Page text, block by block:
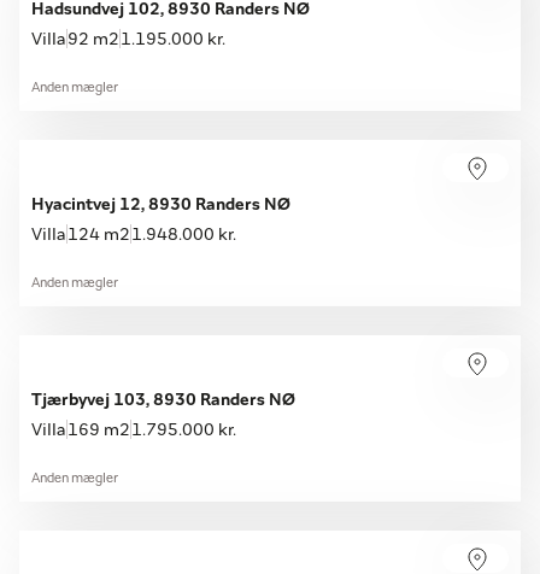
Hadsundvej 102, 8930 Randers NØ
Villa 92 m2 1.195.000 kr.
Anden mægler
Hyacintvej 12, 8930 Randers NØ
Villa 124 m2 1.948.000 kr.
Anden mægler
Tjærbyvej 103, 8930 Randers NØ
Villa 169 m2 1.795.000 kr.
Anden mægler